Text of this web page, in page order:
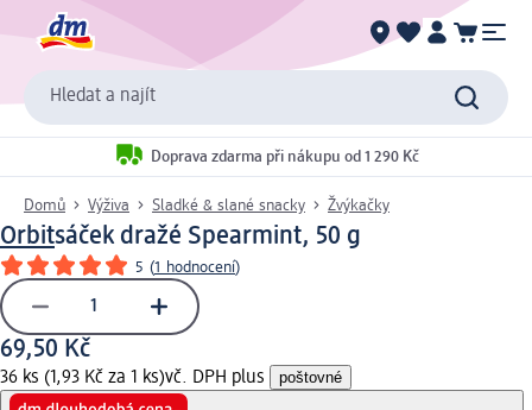
Hledat a najít
Doprava zdarma při nákupu od 1 290 Kč
Domů Výživa Sladké & slané snacky Žvýkačky
Orbitsáček dražé Spearmint, 50 g
5 (1 hodnocení)
69,50 Kč
36 ks (1,93 Kč za 1 ks)vč. DPH plus poštovné